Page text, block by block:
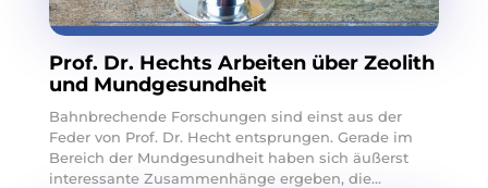
Prof. Dr. Hechts Arbeiten über Zeolith
und Mundgesundheit
Bahnbrechende Forschungen sind einst aus der
Feder von Prof. Dr. Hecht entsprungen. Gerade im
Bereich der Mundgesundheit haben sich äußerst
interessante Zusammenhänge ergeben, die...